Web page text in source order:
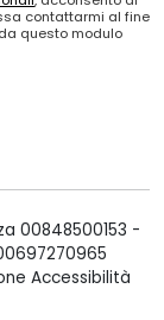
contattarmi al fine
questo modulo
00848500153 -
Accessibilità